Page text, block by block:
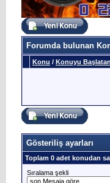
Forumda bulunan
Konu / Konuyu Başlatan
Gösteriliş ayarları
Toplam 0 adet konudan
Sıralama şekli